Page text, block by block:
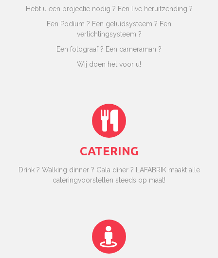
Hebt u een projectie nodig ? Een live heruitzending ?
Een Podium ? Een geluidsysteem ? Een
verlichtingsysteem ?
Een fotograaf ? Een cameraman ?
Wij doen het voor u!
CATERING
Drink ? Walking dinner ? Gala diner ? LAFABRIK maakt alle
cateringvoorstellen steeds op maat!